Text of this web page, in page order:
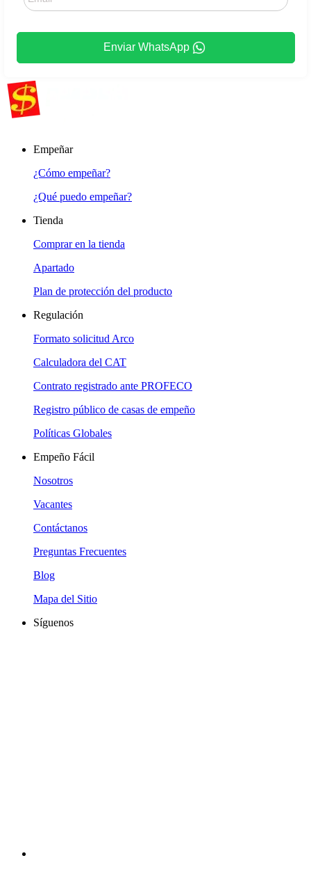
Enviar WhatsApp
Empeñar
¿Cómo empeñar?
¿Qué puedo empeñar?
Tienda
Comprar en la tienda
Apartado
Plan de protección del producto
Regulación
Formato solicitud Arco
Calculadora del CAT
Contrato registrado ante PROFECO
Registro público de casas de empeño
Políticas Globales
Empeño Fácil
Nosotros
Vacantes
Contáctanos
Preguntas Frecuentes
Blog
Mapa del Sitio
Síguenos